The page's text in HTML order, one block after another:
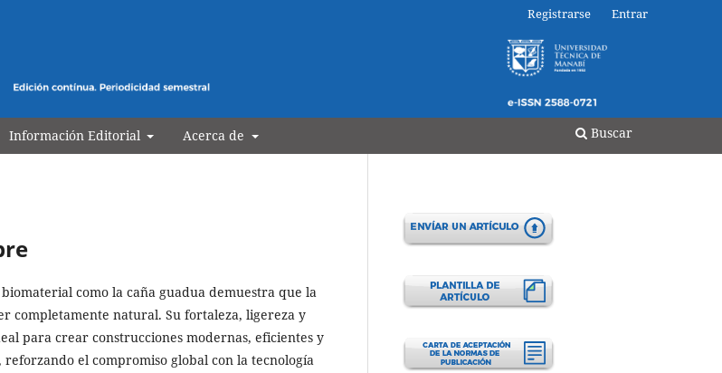
Ambiente y Tecnología RIEMAT ISSN 2588-0721
Información Editorial Acerca de Buscar
Registrarse Entrar
como la caña guadua demuestra que la
completamente natural. Su fortaleza, ligereza y
para crear construcciones modernas, eficientes y
reforzando el compromiso global con la tecnología